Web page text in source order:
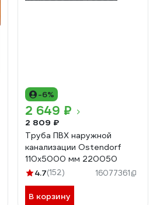
-6%
2 649 ₽
2 809 ₽
Труба ПВХ наружной
канализации Ostendorf
110х5000 мм 220050
4.7(152) 16077361
В корзину